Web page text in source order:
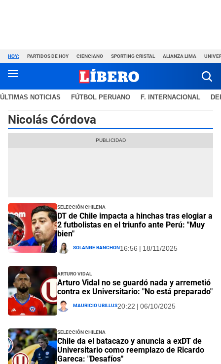
HOY: PARTIDOS DE HOY CIENCIANO SPORTING CRISTAL ALIANZA LIMA
ÚLTIMAS NOTICIAS FÚTBOL PERUANO F. INTERNACIONAL
Nicolás Córdova
Selección Chilena
DT de Chile impacta a hinchas tras elogiar a
2 futbolistas en el triunfo ante Perú: "Muy
bien"
Solange Banchon16:56 | 18/11/2025
Arturo Vidal
Arturo Vidal no se guardó nada y arremetió
contra ex Universitario: "No está preparado"
Mauricio Ubillus20:22 | 06/10/2025
Selección Chilena
Chile da el batacazo y anuncia a exDT de
Universitario como reemplazo de Ricardo
Gareca: "Desafíos"